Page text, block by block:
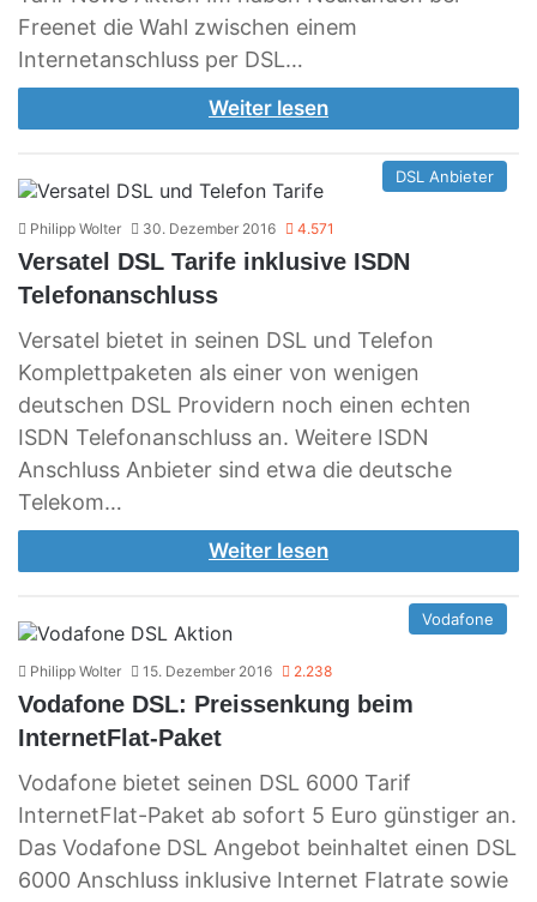
Freenet die Wahl zwischen einem
Internetanschluss per DSL…
Weiter lesen
DSL Anbieter
Philipp Wolter 30. Dezember 2016 4.571
Versatel DSL Tarife inklusive ISDN
Telefonanschluss
Versatel bietet in seinen DSL und Telefon
Komplettpaketen als einer von wenigen
deutschen DSL Providern noch einen echten
ISDN Telefonanschluss an. Weitere ISDN
Anschluss Anbieter sind etwa die deutsche
Telekom…
Weiter lesen
Vodafone
Philipp Wolter 15. Dezember 2016 2.238
Vodafone DSL: Preissenkung beim
InternetFlat-Paket
Vodafone bietet seinen DSL 6000 Tarif
InternetFlat-Paket ab sofort 5 Euro günstiger an.
Das Vodafone DSL Angebot beinhaltet einen DSL
6000 Anschluss inklusive Internet Flatrate sowie